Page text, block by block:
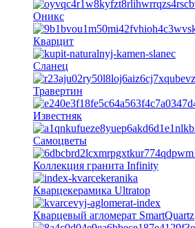
Оникс
Кварцит
Сланец
Травертин
Известняк
Самоцветы
Коллекция гранита Infinity
Кварцекерамика Ultratop
Кварцевый агломерат SmartQuartz